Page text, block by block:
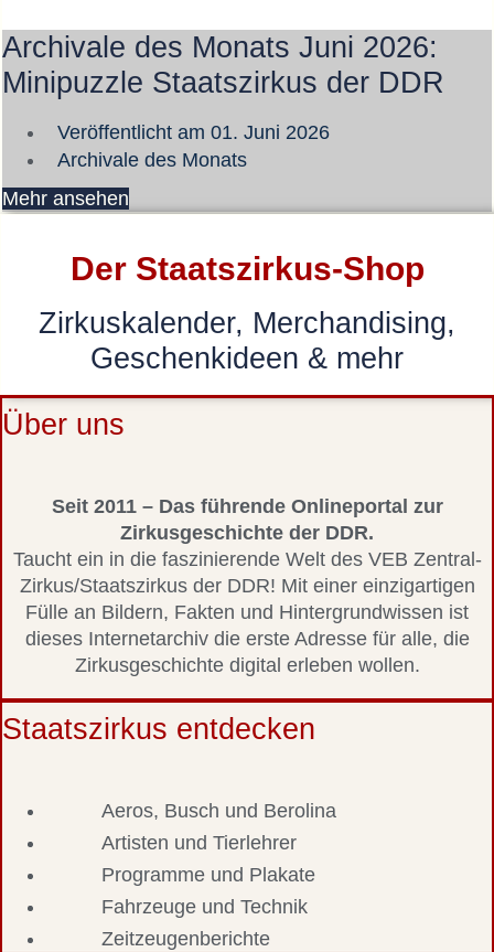
Archivale des Monats Juni 2026:
Minipuzzle Staatszirkus der DDR
Veröffentlicht am 01. Juni 2026
Archivale des Monats
Mehr ansehen
Der Staatszirkus-Shop
Zirkuskalender, Merchandising,
Geschenkideen & mehr
Über uns
Seit 2011 – Das führende Onlineportal zur
Zirkusgeschichte der DDR.
Taucht ein in die faszinierende Welt des VEB Zentral-
Zirkus/Staatszirkus der DDR! Mit einer einzigartigen
Fülle an Bildern, Fakten und Hintergrundwissen ist
dieses Internetarchiv die erste Adresse für alle, die
Zirkusgeschichte digital erleben wollen.
Staatszirkus entdecken
Aeros, Busch und Berolina
Artisten und Tierlehrer
Programme und Plakate
Fahrzeuge und Technik
Zeitzeugenberichte